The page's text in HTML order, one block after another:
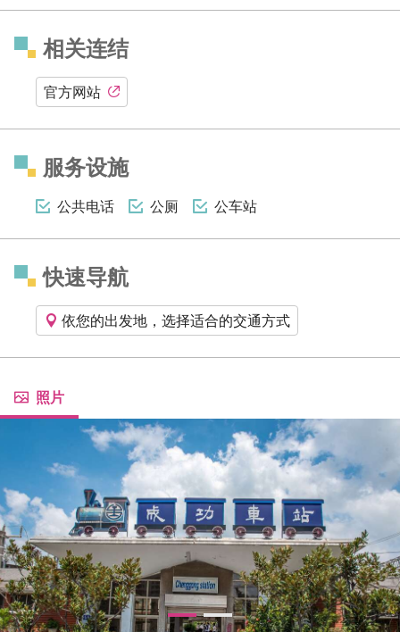
相关连结
官方网站
服务设施
公共电话 公厕 公车站
快速导航
依您的出发地，选择适合的交通方式
照片